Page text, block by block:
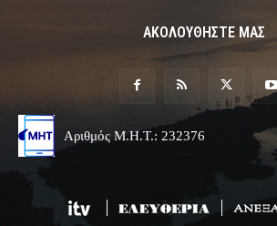
ΑΚΟΛΟΥΘΗΣΤΕ ΜΑΣ
Αριθμός Μ.Η.Τ.: 232376